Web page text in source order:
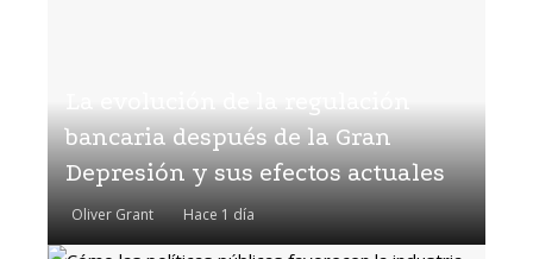
bancaria después de la Gran
Depresión y sus efectos actuales
Oliver Grant Hace 1 día